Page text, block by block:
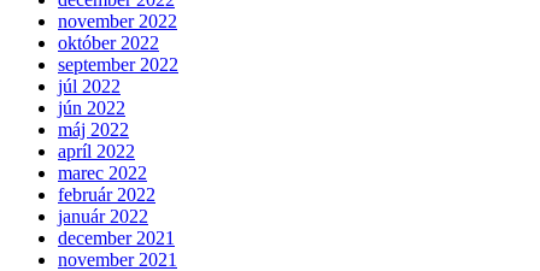
november 2022
október 2022
september 2022
júl 2022
jún 2022
máj 2022
apríl 2022
marec 2022
február 2022
január 2022
december 2021
november 2021